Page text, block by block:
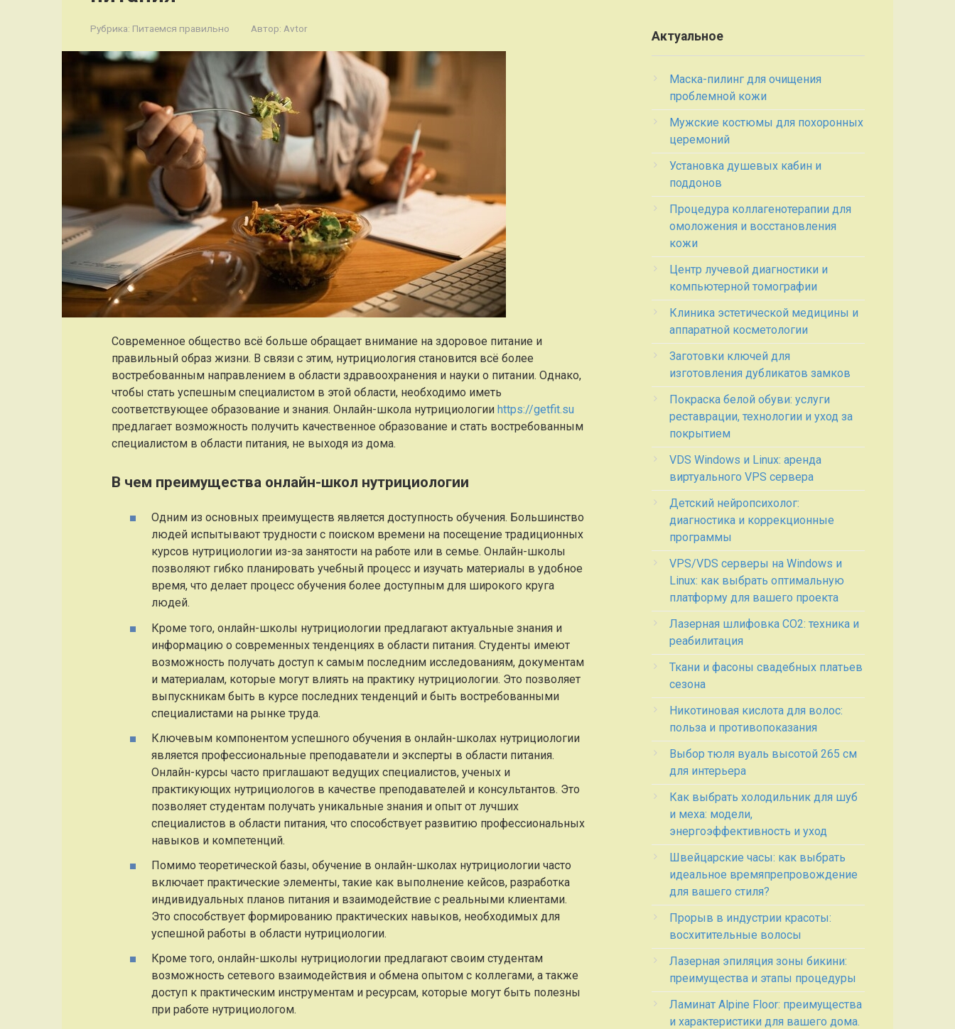
Рубрика: Питаемся правильно Автор: Avtor
Современное общество всё больше обращает внимание на здоровое питание и
правильный образ жизни. В связи с этим, нутрициология становится всё более
востребованным направлением в области здравоохранения и науки о питании. Однако,
чтобы стать успешным специалистом в этой области, необходимо иметь
соответствующее образование и знания. Онлайн-школа нутрициологии https://getfit.su
предлагает возможность получить качественное образование и стать востребованным
специалистом в области питания, не выходя из дома.
В чем преимущества онлайн-школ нутрициологии
Одним из основных преимуществ является доступность обучения. Большинство
людей испытывают трудности с поиском времени на посещение традиционных
курсов нутрициологии из-за занятости на работе или в семье. Онлайн-школы
позволяют гибко планировать учебный процесс и изучать материалы в удобное
время, что делает процесс обучения более доступным для широкого круга
людей.
Кроме того, онлайн-школы нутрициологии предлагают актуальные знания и
информацию о современных тенденциях в области питания. Студенты имеют
возможность получать доступ к самым последним исследованиям, документам
и материалам, которые могут влиять на практику нутрициологии. Это позволяет
выпускникам быть в курсе последних тенденций и быть востребованными
специалистами на рынке труда.
Ключевым компонентом успешного обучения в онлайн-школах нутрициологии
является профессиональные преподаватели и эксперты в области питания.
Онлайн-курсы часто приглашают ведущих специалистов, ученых и
практикующих нутрициологов в качестве преподавателей и консультантов. Это
позволяет студентам получать уникальные знания и опыт от лучших
специалистов в области питания, что способствует развитию профессиональных
навыков и компетенций.
Помимо теоретической базы, обучение в онлайн-школах нутрициологии часто
включает практические элементы, такие как выполнение кейсов, разработка
индивидуальных планов питания и взаимодействие с реальными клиентами.
Это способствует формированию практических навыков, необходимых для
успешной работы в области нутрициологии.
Кроме того, онлайн-школы нутрициологии предлагают своим студентам
возможность сетевого взаимодействия и обмена опытом с коллегами, а также
доступ к практическим инструментам и ресурсам, которые могут быть полезны
при работе нутрициологом.
Актуальное
Маска-пилинг для очищения
проблемной кожи
Мужские костюмы для похоронных
церемоний
Установка душевых кабин и
поддонов
Процедура коллагенотерапии для
омоложения и восстановления
кожи
Центр лучевой диагностики и
компьютерной томографии
Клиника эстетической медицины и
аппаратной косметологии
Заготовки ключей для
изготовления дубликатов замков
Покраска белой обуви: услуги
реставрации, технологии и уход за
покрытием
VDS Windows и Linux: аренда
виртуального VPS сервера
Детский нейропсихолог:
диагностика и коррекционные
программы
VPS/VDS серверы на Windows и
Linux: как выбрать оптимальную
платформу для вашего проекта
Лазерная шлифовка СО2: техника и
реабилитация
Ткани и фасоны свадебных платьев
сезона
Никотиновая кислота для волос:
польза и противопоказания
Выбор тюля вуаль высотой 265 см
для интерьера
Как выбрать холодильник для шуб
и меха: модели,
энергоэффективность и уход
Швейцарские часы: как выбрать
идеальное времяпрепровождение
для вашего стиля?
Прорыв в индустрии красоты:
восхитительные волосы
Лазерная эпиляция зоны бикини:
преимущества и этапы процедуры
Ламинат Alpine Floor: преимущества
и характеристики для вашего дома.